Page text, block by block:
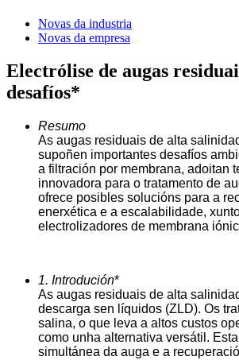
Novas da industria
Novas da empresa
Electrólise de augas
desafíos*
Resumo
As augas residuais de alta
supoñen importantes desafíos
a filtración por membrana, adoitan
innovadora para o tratamento de
ofrece posibles solucións para a
enerxética e a escalabilidade,
electrolizadores de membrana
1. Introdución*
As augas residuais de alta
descarga sen líquidos (ZLD). Os
salina, o que leva a altos custos
como unha alternativa versátil.
simultánea da auga e a